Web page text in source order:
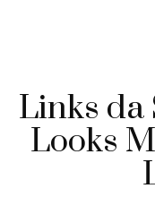
Links da
Looks